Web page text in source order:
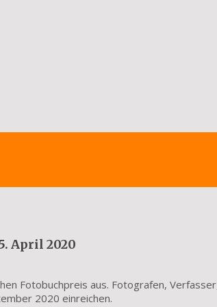
April 2020
Fotobuchpreis aus. Fotografen,
2020 einreichen.